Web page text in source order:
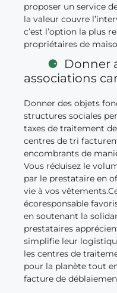
proposer un service
la valeur couvre
c’est l’option la plus
propriétaires de
Donner
associations
Donner des objets
structures sociales
taxes de traitement
centres de tri
encombrants de
Vous réduisez le
par le prestataire en
vie à vos
écoresponsable
en soutenant la
prestataires
simplifie leur
les centres de
pour la planète tout
facture de